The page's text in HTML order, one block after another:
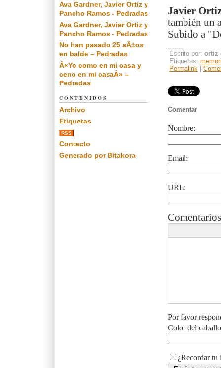
Javier Ortiz
también un
Subido a
Escrito por: ortiz
Etiquetas:
Permalink
Comentar
Nombre:
Email:
URL:
Por favor
Color del
¿Recordar tu
Ava Gardner, Javier Ortiz y
Pancho Ramos - Pedradas
Ava Gardner, Javier Ortiz y
Pancho Ramos - Pedradas
No han pasado 25 aÃ±os
en balde – Pedradas
Â«Yo como en mi casa y
ceno en mi casaÂ» –
Pedradas
CONTENIDOS
Archivo
Etiquetas
RSS
Contacto
Generado por Bitakora